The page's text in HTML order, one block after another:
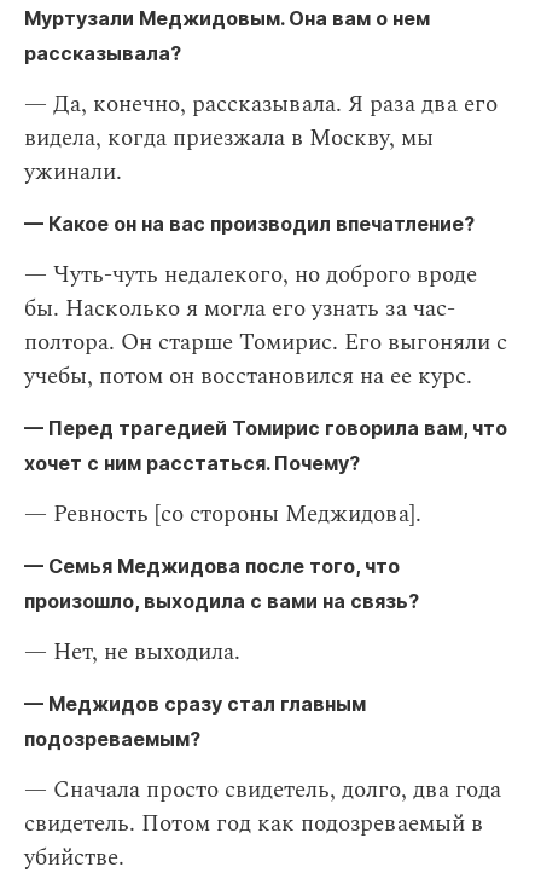
Муртузали Меджидовым. Она вам о нем
рассказывала?
— Да, конечно, рассказывала. Я раза два его
видела, когда приезжала в Москву, мы
ужинали.
— Какое он на вас производил впечатление?
— Чуть-чуть недалекого, но доброго вроде
бы. Насколько я могла его узнать за час-
полтора. Он старше Томирис. Его выгоняли с
учебы, потом он восстановился на ее курс.
— Перед трагедией Томирис говорила вам, что
хочет с ним расстаться. Почему?
— Ревность [со стороны Меджидова].
— Семья Меджидова после того, что
произошло, выходила с вами на связь?
— Нет, не выходила.
— Меджидов сразу стал главным
подозреваемым?
— Сначала просто свидетель, долго, два года
свидетель. Потом год как подозреваемый в
убийстве.